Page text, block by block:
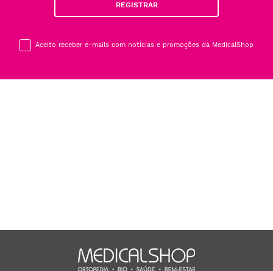
REGISTRAR
Aceito receber e-mails com notícias e promoções da MedicalShop